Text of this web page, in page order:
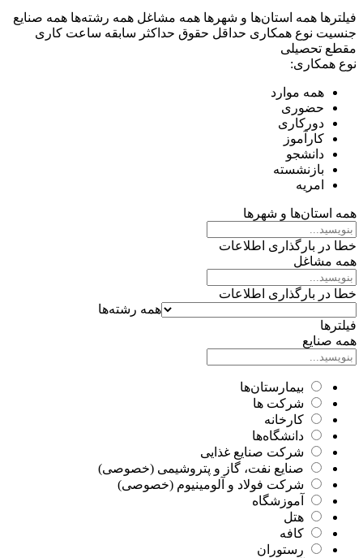
فیلترها همه استان‌ها و شهرها همه مشاغل همه رشته‌ها همه صنایع
جنسیت نوع همکاری حداقل حقوق حداکثر سابقه ساعت کاری
مقطع تحصیلی
نوع همکاری:
همه موارد
حضوری
دورکاری
کارآموز
دانشجو
بازنشسته
امریه
همه استان‌ها و شهرها
خطا در بارگذاری اطلاعات
همه مشاغل
خطا در بارگذاری اطلاعات
همه رشته‌ها
فیلترها
همه صنایع
بیمارستان‌ها
شرکت ها
کارخانه
دانشگاه‌ها
شرکت صنایع غذایی
صنایع نفت، گاز و پتروشیمی (خصوصی)
شرکت فولاد و آلومینیوم (خصوصی)
آموزشگاه
هتل
کافه
رستوران